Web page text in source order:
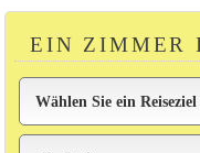
EIN ZIMMER